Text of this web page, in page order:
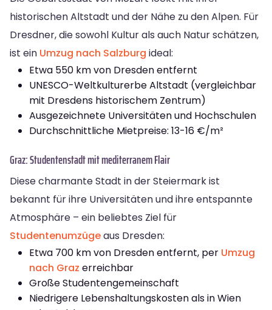
historischen Altstadt und der Nähe zu den Alpen. Für
Dresdner, die sowohl Kultur als auch Natur schätzen,
ist ein Umzug nach Salzburg ideal:
Etwa 550 km von Dresden entfernt
UNESCO-Weltkulturerbe Altstadt (vergleichbar
mit Dresdens historischem Zentrum)
Ausgezeichnete Universitäten und Hochschulen
Durchschnittliche Mietpreise: 13-16 €/m²
Graz: Studentenstadt mit mediterranem Flair
Diese charmante Stadt in der Steiermark ist
bekannt für ihre Universitäten und ihre entspannte
Atmosphäre – ein beliebtes Ziel für
Studentenumzügeaus Dresden:
Etwa 700 km von Dresden entfernt, per Umzug
nach Graz erreichbar
Große Studentengemeinschaft
Niedrigere Lebenshaltungskosten als in Wien